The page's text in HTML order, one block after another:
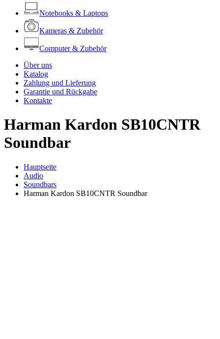
Notebooks & Laptops
Kameras & Zubehör
Computer & Zubehör
Über uns
Katalog
Zahlung und Lieferung
Garantie und Rückgabe
Kontakte
Harman Kardon SB10CNTR
Soundbar
Hauptseite
Audio
Soundbars
Harman Kardon SB10CNTR Soundbar